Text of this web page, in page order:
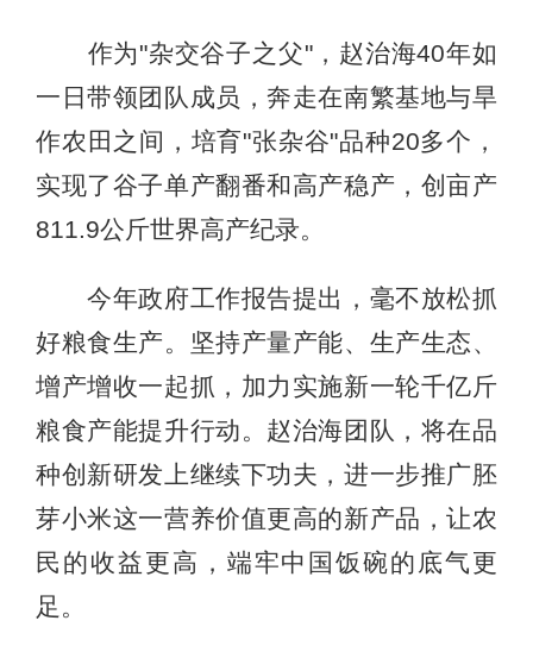
作为"杂交谷子之父"，赵治海40年如
一日带领团队成员，奔走在南繁基地与旱
作农田之间，培育"张杂谷"品种20多个，
实现了谷子单产翻番和高产稳产，创亩产
811.9公斤世界高产纪录。
今年政府工作报告提出，毫不放松抓
好粮食生产。坚持产量产能、生产生态、
增产增收一起抓，加力实施新一轮千亿斤
粮食产能提升行动。赵治海团队，将在品
种创新研发上继续下功夫，进一步推广胚
芽小米这一营养价值更高的新产品，让农
民的收益更高，端牢中国饭碗的底气更
足。